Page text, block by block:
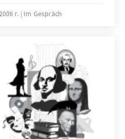
vom 30.
Laufenden“ sein,
anlegen und die breiten
demokratischer
will, ist herzlich
Ausgabe aus dem
г. Im Gespräch